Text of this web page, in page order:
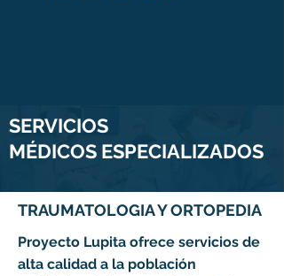
SERVICIOS
MÉDICOS ESPECIALIZADOS
TRAUMATOLOGIA Y ORTOPEDIA
Proyecto Lupita ofrece servicios de
alta calidad a la población